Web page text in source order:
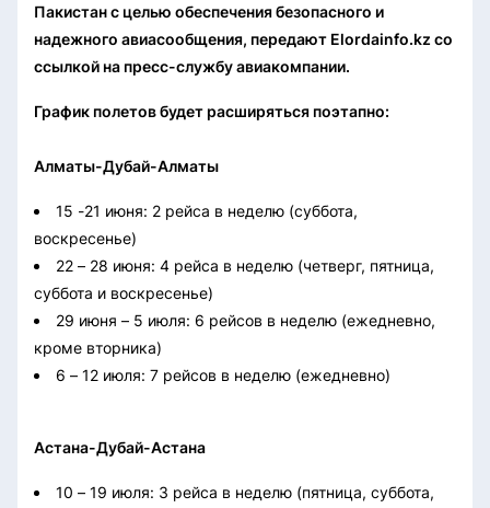
Пакистан с целью обеспечения безопасного и
надежного авиасообщения, передают Elordainfo.kz со
ссылкой на пресс-службу авиакомпании.
График полетов будет расширяться поэтапно:
Алматы-Дубай-Алматы
15 -21 июня: 2 рейса в неделю (суббота,
воскресенье)
22 – 28 июня: 4 рейса в неделю (четверг, пятница,
суббота и воскресенье)
29 июня – 5 июля: 6 рейсов в неделю (ежедневно,
кроме вторника)
6 – 12 июля: 7 рейсов в неделю (ежедневно)
Астана-Дубай-Астана
10 – 19 июля: 3 рейса в неделю (пятница, суббота,